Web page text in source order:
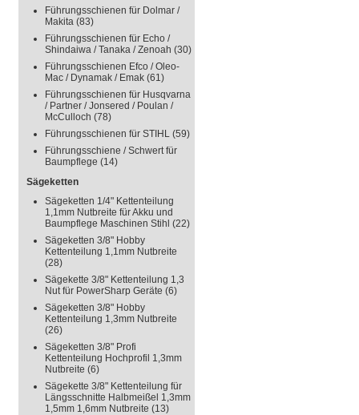
Führungsschienen für Dolmar /
Makita (83)
Führungsschienen für Echo /
Shindaiwa / Tanaka / Zenoah (30)
Führungsschienen Efco / Oleo-
Mac / Dynamak / Emak (61)
Führungsschienen für Husqvarna
/ Partner / Jonsered / Poulan /
McCulloch (78)
Führungsschienen für STIHL (59)
Führungsschiene / Schwert für
Baumpflege (14)
Sägeketten
Sägeketten 1/4" Kettenteilung
1,1mm Nutbreite für Akku und
Baumpflege Maschinen Stihl (22)
Sägeketten 3/8" Hobby
Kettenteilung 1,1mm Nutbreite
(28)
Sägekette 3/8" Kettenteilung 1,3
Nut für PowerSharp Geräte (6)
Sägeketten 3/8" Hobby
Kettenteilung 1,3mm Nutbreite
(26)
Sägeketten 3/8" Profi
Kettenteilung Hochprofil 1,3mm
Nutbreite (6)
Sägekette 3/8" Kettenteilung für
Längsschnitte Halbmeißel 1,3mm
1,5mm 1,6mm Nutbreite (13)